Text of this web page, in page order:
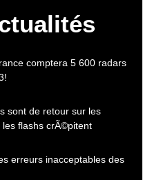
comptera 5 600 radars
sont de retour sur les
flashs crÃ©pitent
erreurs inacceptables des